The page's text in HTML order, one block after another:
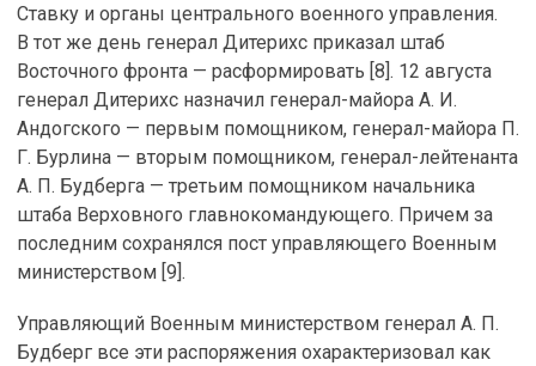
Ставку и органы центрального военного управления.
В тот же день генерал Дитерихс приказал штаб
Восточного фронта — расформировать [8]. 12 августа
генерал Дитерихс назначил генерал-майора А. И.
Андогского — первым помощником, генерал-майора П.
Г. Бурлина — вторым помощником, генерал-лейтенанта
А. П. Буд­берга — третьим помощником начальника
штаба Верховного главнокомандующего. Причем за
последним сохранялся пост управляющего Военным
министерством [9].
Управляющий Военным министерством генерал А. П.
Будберг все эти распоряжения охарактеризовал как